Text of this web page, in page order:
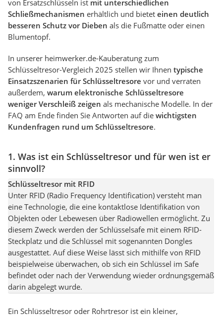
von Ersatzschlüsseln ist mit unterschiedlichen
Schließmechanismen erhältlich und bietet einen deutlich
besseren Schutz vor Dieben als die Fußmatte oder einen
Blumentopf.
In unserer heimwerker.de-Kauberatung zum
Schlüsseltresor-Vergleich 2025 stellen wir Ihnen typische
Einsatzszenarien für Schlüsseltresore vor und verraten
außerdem, warum elektronische Schlüsseltresore
weniger Verschleiß zeigen als mechanische Modelle. In der
FAQ am Ende finden Sie Antworten auf die wichtigsten
Kundenfragen rund um Schlüsseltresore.
1. Was ist ein Schlüsseltresor und für wen ist er
sinnvoll?
Schlüsseltresor mit RFID
Unter RFID (Radio Frequency Identification) versteht man
eine Technologie, die eine kontaktlose Identifikation von
Objekten oder Lebewesen über Radiowellen ermöglicht. Zu
diesem Zweck werden der Schlüsselsafe mit einem RFID-
Steckplatz und die Schlüssel mit sogenannten Dongles
ausgestattet. Auf diese Weise lässt sich mithilfe von RFID
beispielweise überwachen, ob sich ein Schlüssel im Safe
befindet oder nach der Verwendung wieder ordnungsgemäß
darin abgelegt wurde.
Ein Schlüsseltresor oder Rohrtresor ist ein kleiner,